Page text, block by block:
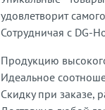
удовлетворит
Сотрудничая с DG-
Продукцию
Идеальное
Скидку при заказе,